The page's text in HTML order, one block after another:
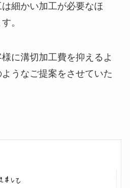
細かい加工が必要なほ
。
に溝切加工費を抑えるよ
うなご提案をさせていた